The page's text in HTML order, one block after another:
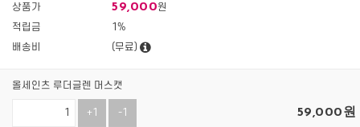
상품가 59,000원
적립금
1%
배송비
(무료)
올세인츠 루더글렌 머스캣
+1 -1 59,000원